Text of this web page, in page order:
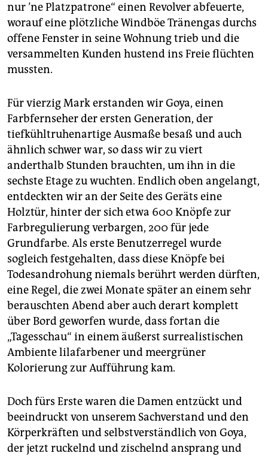
nur ’ne Platzpatrone“ einen Revolver abfeuerte,
worauf eine plötzliche Windböe Tränengas durchs
offene Fenster in seine Wohnung trieb und die
versammelten Kunden hustend ins Freie flüchten
mussten.
Für vierzig Mark erstanden wir Goya, einen
Farbfernseher der ersten Generation, der
tiefkühltruhenartige Ausmaße besaß und auch
ähnlich schwer war, so dass wir zu viert
anderthalb Stunden brauchten, um ihn in die
sechste Etage zu wuchten. Endlich oben angelangt,
entdeckten wir an der Seite des Geräts eine
Holztür, hinter der sich etwa 600 Knöpfe zur
Farbregulierung verbargen, 200 für jede
Grundfarbe. Als erste Benutzerregel wurde
sogleich festgehalten, dass diese Knöpfe bei
Todesandrohung niemals berührt werden dürften,
eine Regel, die zwei Monate später an einem sehr
berauschten Abend aber auch derart komplett
über Bord geworfen wurde, dass fortan die
„Tagesschau“ in einem äußerst surrealistischen
Ambiente lilafarbener und meergrüner
Kolorierung zur Aufführung kam.
Doch fürs Erste waren die Damen entzückt und
beeindruckt von unserem Sachverstand und den
Körperkräften und selbstverständlich von Goya,
der jetzt ruckelnd und zischelnd ansprang und